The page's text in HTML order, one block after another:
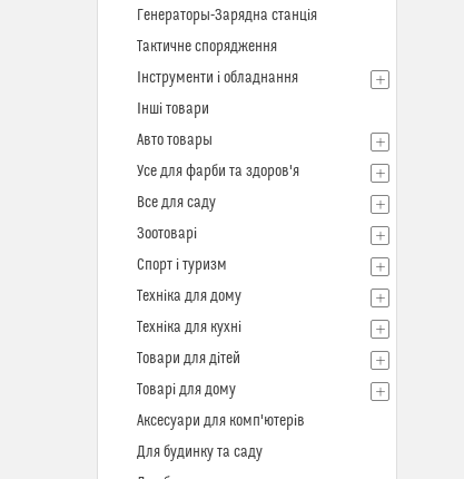
Генераторы-Зарядна станція
Тактичне спорядження
Інструменти і обладнання
Інші товари
Авто товары
Усе для фарби та здоров'я
Все для саду
Зоотоварі
Спорт і туризм
Техніка для дому
Техніка для кухні
Товари для дітей
Товарі для дому
Аксесуари для комп'ютерів
Для будинку та саду